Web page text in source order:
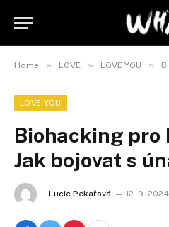
Home » LOVE » LOVE YOU »
LOVE YOU
Biohacking pro
Jak bojovat s
Lucie Pekařová 12. 9. 2024